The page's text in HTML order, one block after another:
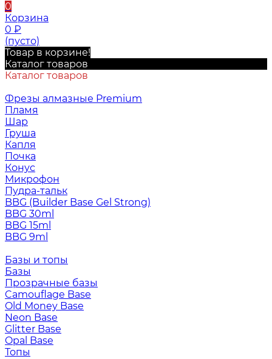
0
Корзина
0 ₽
(пусто)
Товар в корзине!
Каталог товаров
Каталог товаров
Фрезы алмазные Premium
Пламя
Шар
Груша
Капля
Почка
Конус
Микрофон
Пудра-тальк
BBG (Builder Base Gel Strong)
BBG 30ml
BBG 15ml
BBG 9ml
Базы и топы
Базы
Прозрачные базы
Camouflage Base
Old Money Base
Neon Base
Glitter Base
Opal Base
Топы